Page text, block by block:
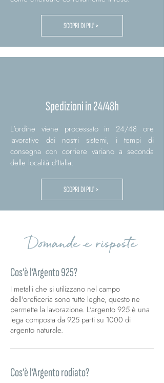
SCOPRI DI PIU' >
Spedizioni in 24/48h
L'ordine viene processato in 24/48 ore
lavorative dai nostri sistemi, i tempi di
consegna con corriere variano a seconda
delle località d'Italia.
SCOPRI DI PIU' >
Domande e risposte
Cos’è l’Argento 925?
I metalli che si utilizzano nel campo
dell'oreficeria sono tutte leghe, questo ne
permette la lavorazione. L'argento 925 è una
lega composta da 925 parti su 1000 di
argento naturale.
Cos’è l’Argento rodiato?